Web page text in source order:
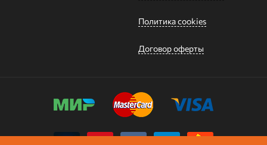
Политика cookies
Договор оферты